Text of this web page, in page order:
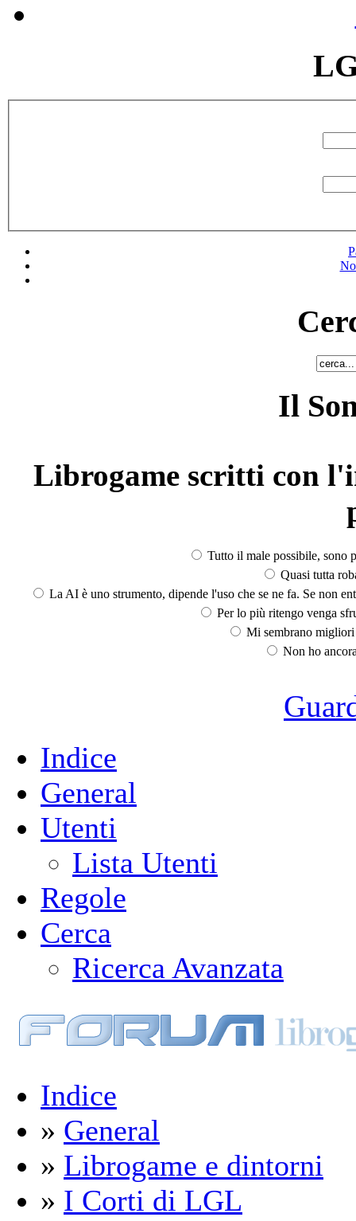
Il
Librogame scritti con
Tutto il male possibile, sono
Quasi tutta
La AI è uno strumento, dipende l'uso che se ne fa. Se non
Per lo più ritengo venga
Mi sembrano
Non ho
Indice
General
Utenti
Lista Utenti
Regole
Cerca
Ricerca Avanzata
Indice
» General
» Librogame e dintorni
» I Corti di LGL